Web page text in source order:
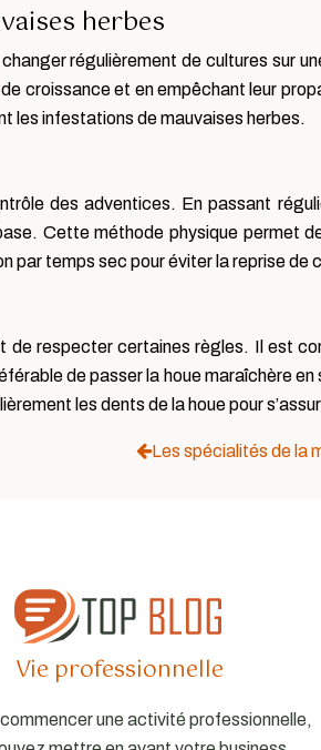
herbes
régulièrement de cultures sur
croissance et en empêchant leur
les infestations de mauvaises herbes.
des adventices. En passant
Cette méthode physique permet
temps sec pour éviter la reprise de
de respecter certaines règles. Il est
de passer la houe maraîchère
les dents de la houe pour
Les spécialités de la
Vie professionnelle
une activité professionnelle,